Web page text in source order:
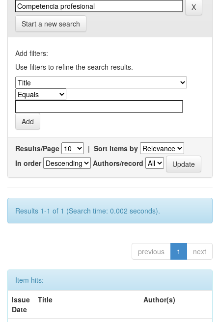
Start a new search
Add filters:
Use filters to refine the search results.
Results/Page | Sort items by
In order
Authors/record
Results 1-1 of 1 (Search time: 0.002 seconds).
previous 1 next
Item hits:
Issue
Date
Title Author(s)